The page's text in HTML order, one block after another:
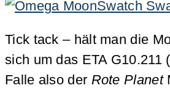
Tick tack – hält man die
sich um das ETA G10.211 (
Falle also der Rote Planet